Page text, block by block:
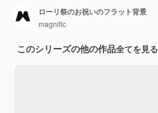
ローリ祭のお祝いのフラット背景
magnific
このシリーズの他の作品全てを見る